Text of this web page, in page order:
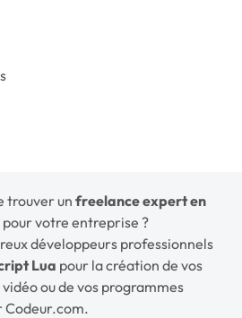
trouver un freelance expert en
pour votre entreprise ?
développeurs professionnels
Lua pour la création de vos
ou de vos programmes
Codeur.com.